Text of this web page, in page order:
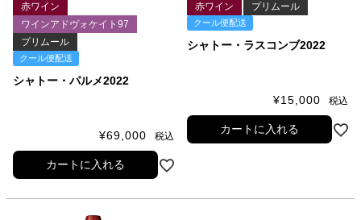
シャトー・パルメ2022
赤ワイン
ワインアドヴォケイト97
プリムール
クール便配送
¥69,000 税込
カートに入れる
シャトー・ラスコンブ2022
赤ワイン プリムール
クール便配送
¥15,000 税込
カートに入れる